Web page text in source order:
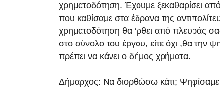
χρηματοδότηση. Έχουμε ξεκαθαρίσει
που καθίσαμε στα έδρανα της
χρηματοδότηση θα ‘ρθει από πλευράς
στο σύνολο του έργου, είτε όχι ,θα την
πρέπει να κάνει ο δήμος χρήματα.
Δήμαρχος: Να διορθώσω κάτι; Ψηφίσαμε